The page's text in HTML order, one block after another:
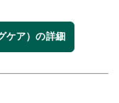
ア） の詳細